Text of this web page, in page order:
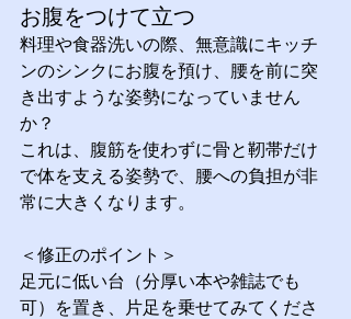
お腹をつけて立つ
料理や食器洗いの際、無意識にキッチ
ンのシンクにお腹を預け、腰を前に突
き出すような姿勢になっていません
か？
これは、腹筋を使わずに骨と靭帯だけ
で体を支える姿勢で、腰への負担が非
常に大きくなります。
＜修正のポイント＞
足元に低い台（分厚い本や雑誌でも
可）を置き、片足を乗せてみてくださ